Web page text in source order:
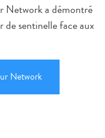
Network a démontré
de sentinelle face aux
Network